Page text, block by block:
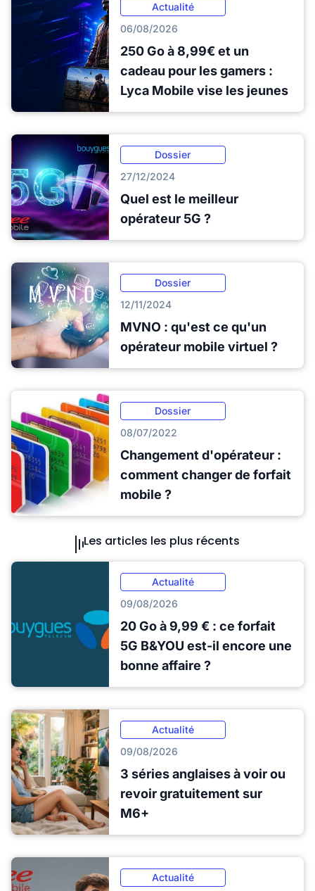
Actualité
06/08/2026
250 Go à 8,99€ et un
cadeau pour les gamers :
Lyca Mobile vise les jeunes
Dossier
27/12/2024
Quel est le meilleur
opérateur 5G ?
Dossier
12/11/2024
MVNO : qu'est ce qu'un
opérateur mobile virtuel ?
Dossier
08/07/2022
Changement d'opérateur :
comment changer de forfait
mobile ?
Les articles les plus récents
Actualité
09/08/2026
20 Go à 9,99 € : ce forfait
5G B&YOU est-il encore une
bonne affaire ?
Actualité
09/08/2026
3 séries anglaises à voir ou
revoir gratuitement sur
M6+
Actualité